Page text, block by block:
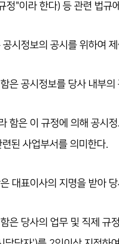
정"이라 한다) 등 관련 법규
시정보의 공시를 위하여
은 공시정보를 당사 내부
함은 이 규정에 의해 공시
된 사업부서를 의미한다.
대표이사의 지명을 받아
은 당사의 업무 및 직제